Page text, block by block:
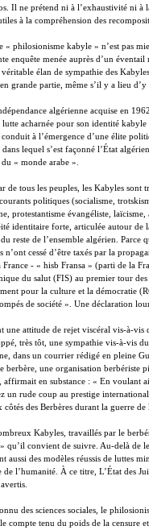
Il ne prétend ni à l’exhaustivité ni à
à la compréhension des
« philosionisme kabyle » n’est pas
enquête menée auprès d’un
élan de sympathie des
grande partie, même s’il y a lieu
algérienne acquise en
lutte acharnée pour son identité
à l’émergence d’une élite
lequel s’est façonné l’État
« monde arabe ».
de tous les peuples, les Kabyles
politiques (socialisme,
protestantisme évangéliste,
identitaire forte, articulée autour
reste de l’ensemble algérien. Parce
n’ont cessé d’être taxés par la
France - « hisb Fransa » (parti de la
du salut (FIS) au premier tour
pour la culture et la démocratie
de société ». Une déclaration
une attitude de rejet viscéral vis-à-
très tôt, une sympathie vis-à-vis
dans un courrier rédigé en pleine
berbère, une organisation berbériste
affirmait en substance : « En voulant
un rude coup au prestige
côtés des Berbères durant la guerre
Kabyles, travaillés par le
qu’il convient de suivre. Au-delà de
aussi des modèles réussis de luttes
de l’humanité. À ce titre, L’État des
des sciences sociales, le
compte tenu du poids de la censure